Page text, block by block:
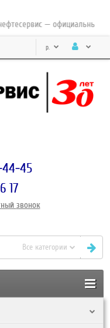
— официальный
р.
44-45
17
звонок
Все категории